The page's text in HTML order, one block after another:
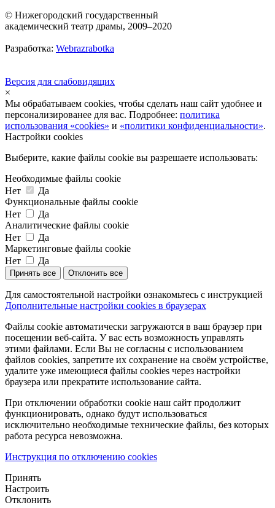
© Нижегородский государственный
академический театр драмы, 2009–2020
Разработка: Webrazrabotka
Версия для слабовидящих
×
Мы обрабатываем cookies, чтобы сделать наш сайт удобнее и
персонализированее для вас. Подробнее: политика
использования «cookies» и «политики конфиденциальности».
Настройки cookies
Выберите, какие файлы cookie вы разрешаете использовать:
Необходимые файлы cookie
Нет
Да
Функциональные файлы cookie
Нет
Да
Аналитические файлы cookie
Нет
Да
Маркетинговые файлы cookie
Нет
Да
Принять все Отклонить все
Для самостоятельной настройки ознакомьтесь с инструкцией
Дополнительные настройки cookies в браузерах
Файлы cookie автоматически загружаются в ваш браузер при
посещении веб-сайта. У вас есть возможность управлять
этими файлами. Если Вы не согласны с использованием
файлов cookies, запретите их сохранение на своём устройстве,
удалите уже имеющиеся файлы cookies через настройки
браузера или прекратите использование сайта.
При отключении обработки cookie наш сайт продолжит
функционировать, однако будут использоваться
исключительно необходимые технические файлы, без которых
работа ресурса невозможна.
Инструкция по отключению cookies
Принять
Настроить
Отклонить